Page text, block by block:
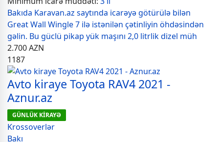
Bakıda Karavan.az saytında icarəyə götürülə bilən
Great Wall Wingle 7 ilə istənilən çətinliyin öhdəsindən
gəlin. Bu güclü pikap yük maşını 2,0 litrlik dizel müh
2.700AZN
1187
Avto kiraye Toyota RAV4 2021 -
Aznur.az
GÜNLÜK KİRAYƏ
Krossoverlər
Bakı